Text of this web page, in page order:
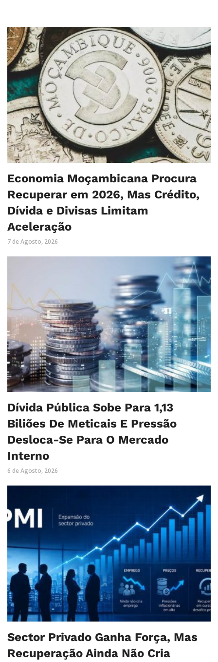
Economia Moçambicana Procura
Recuperar em 2026, Mas Crédito,
Dívida e Divisas Limitam
Aceleração
7 de Agosto, 2026
Dívida Pública Sobe Para 1,13
Biliões De Meticais E Pressão
Desloca-Se Para O Mercado
Interno
6 de Agosto, 2026
Sector Privado Ganha Força, Mas
Recuperação Ainda Não Cria